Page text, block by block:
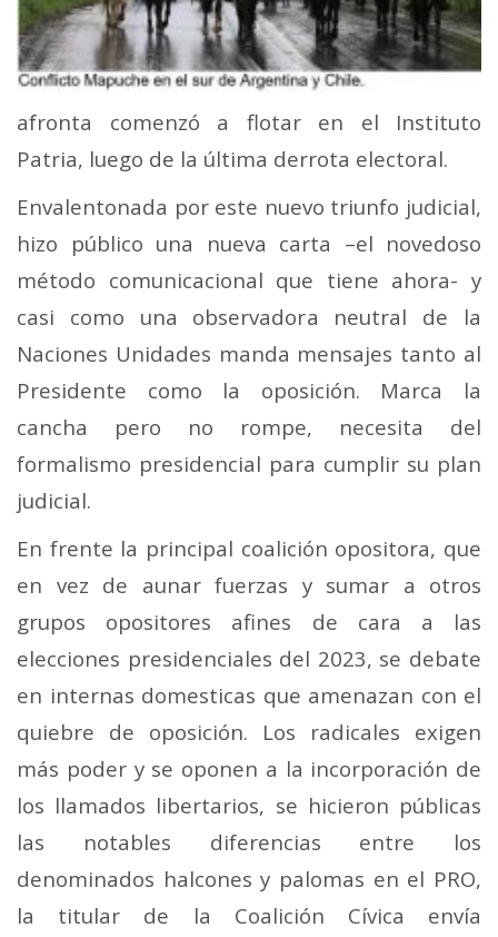
afronta comenzó a flotar en el Instituto
Patria, luego de la última derrota electoral.
Envalentonada por este nuevo triunfo judicial,
hizo público una nueva carta –el novedoso
método comunicacional que tiene ahora- y
casi como una observadora neutral de la
Naciones Unidades manda mensajes tanto al
Presidente como la oposición. Marca la
cancha pero no rompe, necesita del
formalismo presidencial para cumplir su plan
judicial.
En frente la principal coalición opositora, que
en vez de aunar fuerzas y sumar a otros
grupos opositores afines de cara a las
elecciones presidenciales del 2023, se debate
en internas domesticas que amenazan con el
quiebre de oposición. Los radicales exigen
más poder y se oponen a la incorporación de
los llamados libertarios, se hicieron públicas
las notables diferencias entre los
denominados halcones y palomas en el PRO,
la titular de la Coalición Cívica envía